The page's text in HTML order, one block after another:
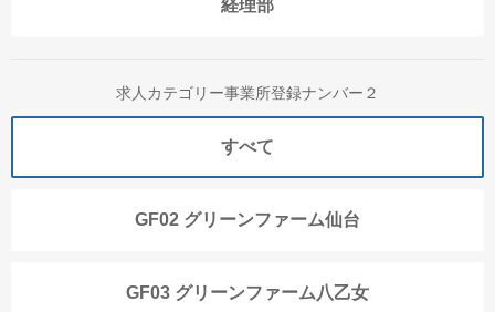
経理部
求人カテゴリー事業所登録ナンバー２
すべて
GF02 グリーンファーム仙台
GF03 グリーンファーム八乙女